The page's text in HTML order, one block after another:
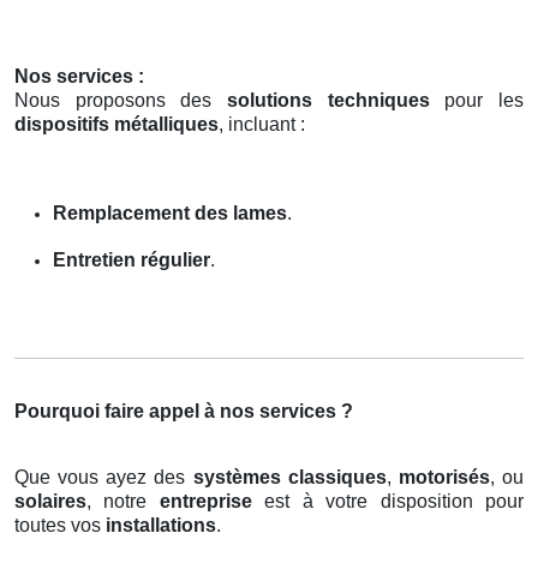
Nos services :
Nous proposons des solutions techniquespour les
dispositifs métalliques, incluant :
Remplacement des lames.
Entretien régulier.
Pourquoi faire appel à nos services ?
Que vous ayez des systèmes classiques, motorisés, ou
solaires, notre entrepriseest à votre disposition pour
toutes vos installations.